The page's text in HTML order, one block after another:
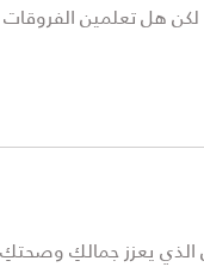
تعلمين الفروقات
يعزز جمالكِ